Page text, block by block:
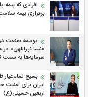
افرادی که بیمه
برقراری بیمه
توسعه صنعت
«نیما نوراللهی»
سرمایه‌ها به سمت
بسیج تمام‌عیار
ایران برای امنیت
اربعین حسینی(ع)